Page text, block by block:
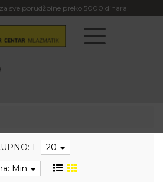
sve porudžbine preko 5000 dinara
1
20
Min